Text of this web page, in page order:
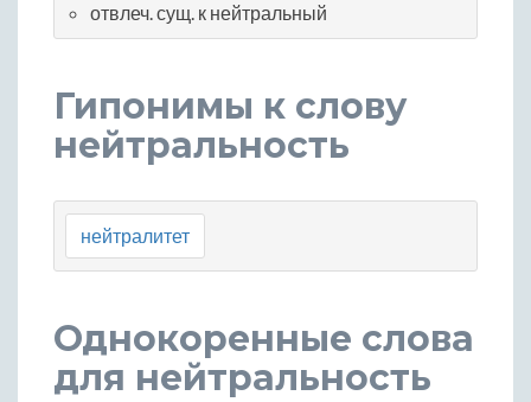
отвлеч. сущ. к нейтральный
Гипонимы к слову
нейтральность
нейтралитет
Однокоренные слова
для нейтральность